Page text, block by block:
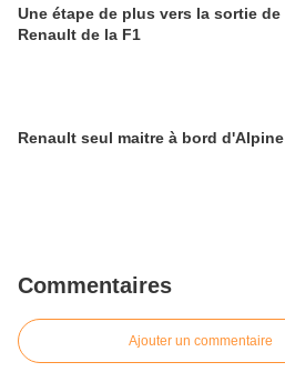
Une étape de plus vers la sortie de
Renault de la F1
Renault seul maitre à bord d'Alpine
Commentaires
Ajouter un commentaire